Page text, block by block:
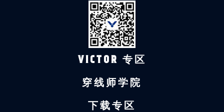
VICTOR 专区
穿线师学院
下载专区